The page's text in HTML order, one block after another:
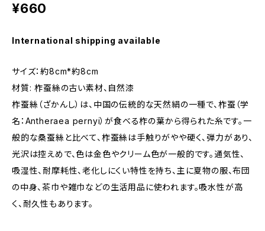
¥660
International shipping available
サイズ：約8cm*約8cm
材質: 柞蚕絲の古い素材、自然漆
柞蚕絲（ざかんし）は、中国の伝統的な天然絹の一種で、柞蚕（学
名：Antheraea pernyi）が食べる柞の葉から得られた糸です。一
般的な桑蚕絲と比べて、柞蚕絲は手触りがやや硬く、弾力があり、
光沢は控えめで、色は金色やクリーム色が一般的です。通気性、
吸湿性、耐摩耗性、老化しにくい特性を持ち、主に夏物の服、布団
の中身、茶巾や雑巾などの生活用品に使われます。吸水性が高
く、耐久性もあります。